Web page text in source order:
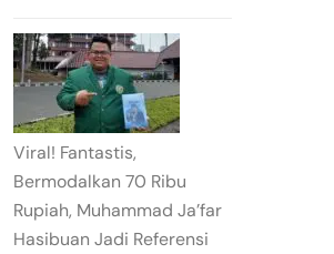
Viral! Fantastis,
Bermodalkan 70 Ribu
Rupiah, Muhammad Ja’far
Hasibuan Jadi Referensi